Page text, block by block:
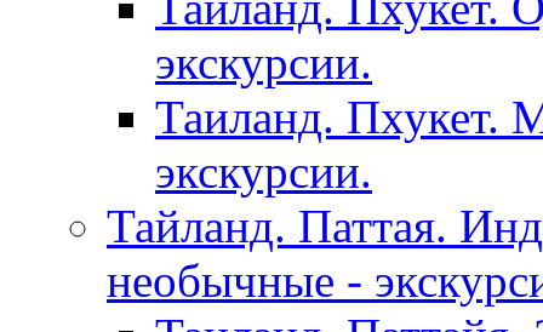
экскурсии.
Таиланд. Пхукет.
экскурсии.
Тайланд. Паттая.
необычные -